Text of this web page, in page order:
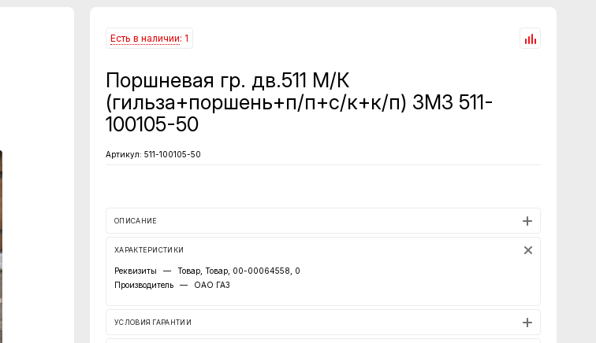
Есть в наличии: 1
Поршневая гр. дв.511 М/К
(гильза+поршень+п/п+с/к+к/п) ЗМЗ 511-
100105-50
Артикул: 511-100105-50
ОПИСАНИЕ
ХАРАКТЕРИСТИКИ
Реквизиты —
Товар, Товар, 00-00064558, 0
Производитель
— ОАО ГАЗ
УСЛОВИЯ ГАРАНТИИ